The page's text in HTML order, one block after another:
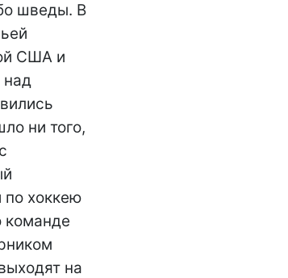
шведы. В
США и
над
ни того,
хоккею
команде
на